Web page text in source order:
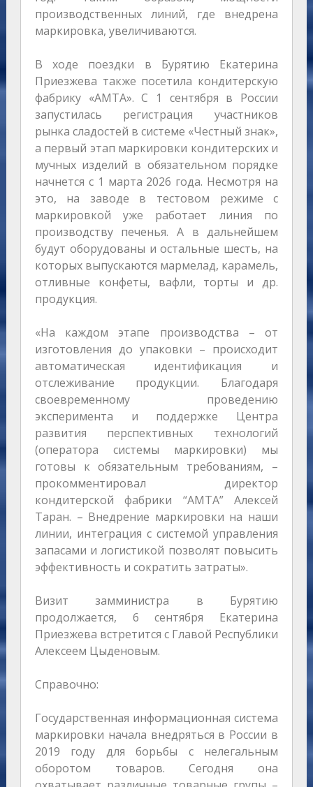
производственных линий, где внедрена
маркировка, увеличиваются.
В ходе поездки в Бурятию Екатерина
Приезжева также посетила кондитерскую
фабрику «АМТА». С 1 сентября в России
запустилась регистрация участников
рынка сладостей в системе «Честный знак»,
а первый этап маркировки кондитерских и
мучных изделий в обязательном порядке
начнется с 1 марта 2026 года. Несмотря на
это, на заводе в тестовом режиме с
маркировкой уже работает линия по
производству печенья. А в дальнейшем
будут оборудованы и остальные шесть, на
которых выпускаются мармелад, карамель,
отливные конфеты, вафли, торты и др.
продукция.
«На каждом этапе производства – от
изготовления до упаковки – происходит
автоматическая идентификация и
отслеживание продукции. Благодаря
своевременному проведению
эксперимента и поддержке Центра
развития перспективных технологий
(оператора системы маркировки) мы
готовы к обязательным требованиям, –
прокомментировал директор
кондитерской фабрики “АМТА” Алексей
Таран. – Внедрение маркировки на наши
линии, интеграция с системой управления
запасами и логистикой позволят повысить
эффективность и сократить затраты».
Визит замминистра в Бурятию
продолжается, 6 сентября Екатерина
Приезжева встретится с Главой Республики
Алексеем Цыденовым.
Справочно:
Государственная информационная система
маркировки начала внедряться в России в
2019 году для борьбы с нелегальным
оборотом товаров. Сегодня она